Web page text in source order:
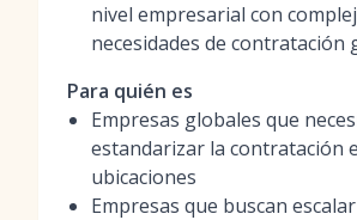
nivel empresarial con
necesidades de contratación
Para quién es
Empresas globales que
estandarizar la contratación
ubicaciones
Empresas que buscan